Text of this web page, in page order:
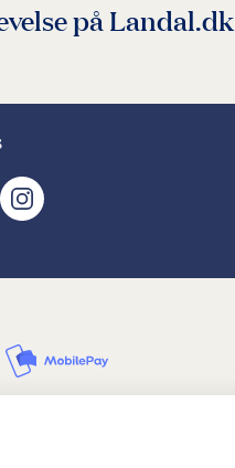
på Landal.dk
instagram